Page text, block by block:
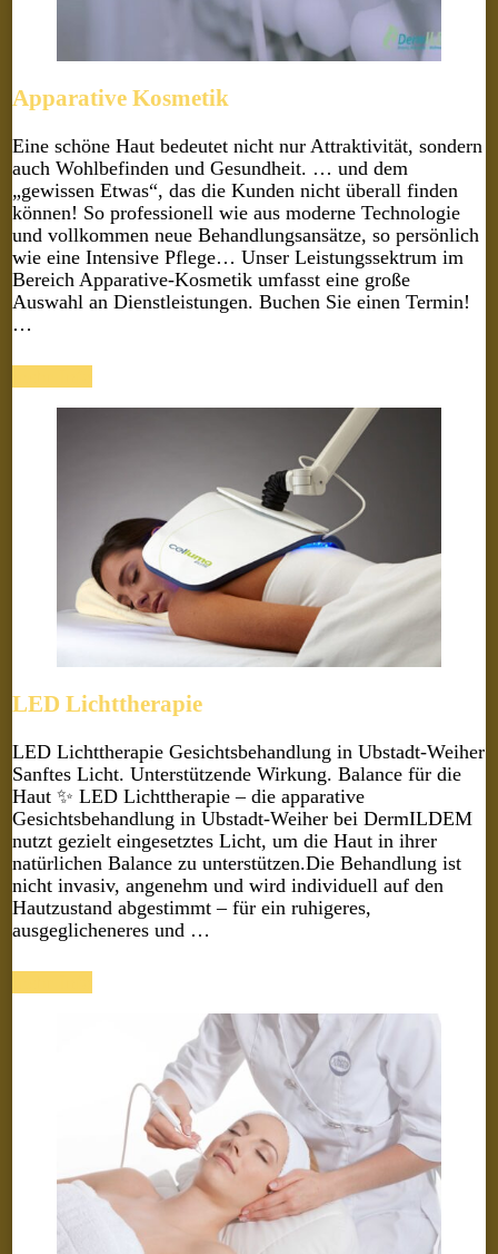
Apparative Kosmetik
Eine schöne Haut bedeutet nicht nur Attraktivität, sondern
auch Wohlbefinden und Gesundheit. … und dem
„gewissen Etwas“, das die Kunden nicht überall finden
können! So professionell wie aus moderne Technologie
und vollkommen neue Behandlungsansätze, so persönlich
wie eine Intensive Pflege… Unser Leistungssektrum im
Bereich Apparative-Kosmetik umfasst eine große
Auswahl an Dienstleistungen. Buchen Sie einen Termin!
…
LED Lichttherapie
LED Lichttherapie Gesichtsbehandlung in Ubstadt-Weiher
Sanftes Licht. Unterstützende Wirkung. Balance für die
Haut ✨ LED Lichttherapie – die apparative
Gesichtsbehandlung in Ubstadt-Weiher bei DermILDEM
nutzt gezielt eingesetztes Licht, um die Haut in ihrer
natürlichen Balance zu unterstützen.Die Behandlung ist
nicht invasiv, angenehm und wird individuell auf den
Hautzustand abgestimmt – für ein ruhigeres,
ausgeglicheneres und …